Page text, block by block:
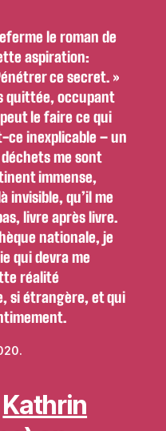
le roman de
aspiration:
ce secret. »
quittée, occupant
le faire ce qui
ce inexplicable – un
me sont
immense,
invisible, qu’il me
livre après livre.
nationale, je
qui devra me
réalité
si étrangère, et qui
Kathrin